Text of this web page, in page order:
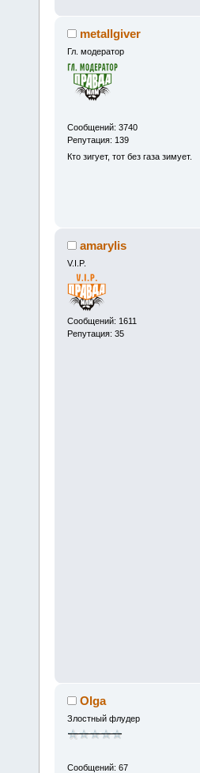
metallgiver
Гл. модератор
Сообщений: 3740
Репутация: 139
Кто зигует, тот без газа зимует.
amarylis
V.I.P.
Сообщений: 1611
Репутация: 35
Olga
Злостный флудер
Сообщений: 67